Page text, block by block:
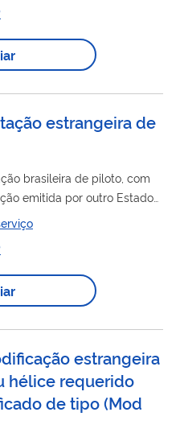
e estrangeiros, que
o desenvolvimento do
na área de conhecimento
estrangeira de
brasileira de piloto, com
emitida por outro Estado
Civil Internacional -
de licença e/ou
obtenha o Certificado
pertinente, seja aprovado
estrangeira
hélice requerido
de tipo(Mod